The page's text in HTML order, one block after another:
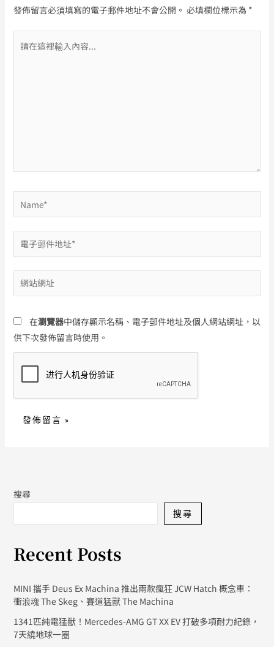
發佈留言必須填寫的電子郵件地址不會公開。 必填欄位標示為 *
在
Name*
子
郵
件
址
*
站
址
在瀏覽器中儲存顯示名稱、電子郵件地址及個人網站網址，以
供下次發佈留言時使用。
搜尋
搜尋
Recent Posts
MINI 攜手 Deus Ex Machina 推出兩款瘋狂 JCW Hatch 概念車：
衝浪魂 The Skeg、賽道猛獸 The Machina
1341匹純電猛獸！Mercedes-AMG GT XX EV 打破多項耐力紀錄，
7天繞地球一圈